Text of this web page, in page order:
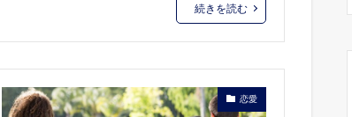
続きを読む
恋愛